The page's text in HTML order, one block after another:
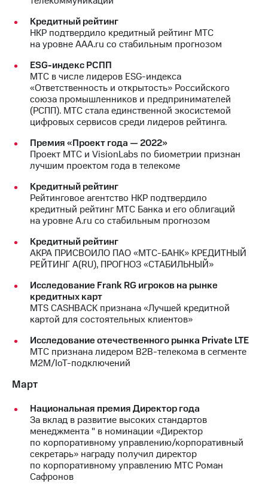
МТС
о технологиях
Интервью
Финансовая
отчетность
Новости
в
и акционерам
Корпоративное
управление
Корпоративный
секретарь
Раскрытие
информации
Информация
акционерам
Документы
ПАО
"МТС"
Собрания
акционеров
Акционерный
капитал
Контроль
и
аудит
Рынок
акций
Кредитный рейтинг
НКР подтвердило кредитный рейтинг МТС
на уровне AAA.ru со стабильным прогнозом
ESG-индекс РСПП
МТС в числе лидеров ESG-индекса
«Ответственность и открытость» Российского
союза промышленников и предпринимателей
(РСПП). МТС стала единственной экосистемой
цифровых сервисов среди лидеров рейтинга.
Премия «Проект года — 2022»
Проект МТС и VisionLabs по биометрии признан
лучшим проектом года в телекоме
Кредитный рейтинг
Рейтинговое агентство НКР подтвердило
кредитный рейтинг МТС Банка и его облигаций
на уровне A.ru со стабильным прогнозом
Кредитный рейтинг
АКРА ПРИСВОИЛО ПАО «МТС-БАНК» КРЕДИТНЫЙ
РЕЙТИНГ А(RU), ПРОГНОЗ «СТАБИЛЬНЫЙ»
Исследование Frank RG игроков на рынке
кредитных карт
MTS CASHBACK признана «Лучшей кредитной
картой для состоятельных клиентов»
Исследование отечественного рынка Private LTE
МТС признана лидером B2B-телекома в сегменте
М2М/IoT-подключений
Март
Национальная премия Директор года
За вклад в развитие высоких стандартов
менеджмента " в номинации «Директор
по корпоративному управлению/корпоративный
секретарь» награду получил директор
по корпоративному управлению МТС Роман
Сафронов